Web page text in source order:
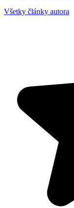
Všetky články autora